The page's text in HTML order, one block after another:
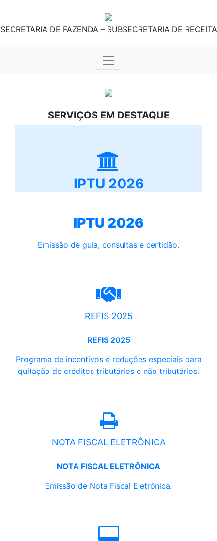
SECRETARIA DE FAZENDA – SUBSECRETARIA DE RECEITA
SERVIÇOS EM DESTAQUE
IPTU 2026
IPTU 2026
Emissão de guia, consultas e certidão.
REFIS 2025
REFIS 2025
Programa de incentivos e reduções especiais para
quitação de créditos tributários e não tributários.
NOTA FISCAL ELETRÔNICA
NOTA FISCAL ELETRÔNICA
Emissão de Nota Fiscal Eletrônica.